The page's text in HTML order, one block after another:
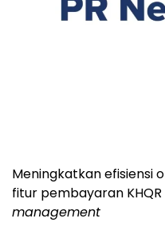
Meningkatkan efisiensi
fitur pembayaran
management